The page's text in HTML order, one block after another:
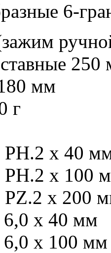
6-
250
мм
г
PH.2 х 40
PH.2 х 100
PZ.2 х 200
x 40 мм
x 100 мм